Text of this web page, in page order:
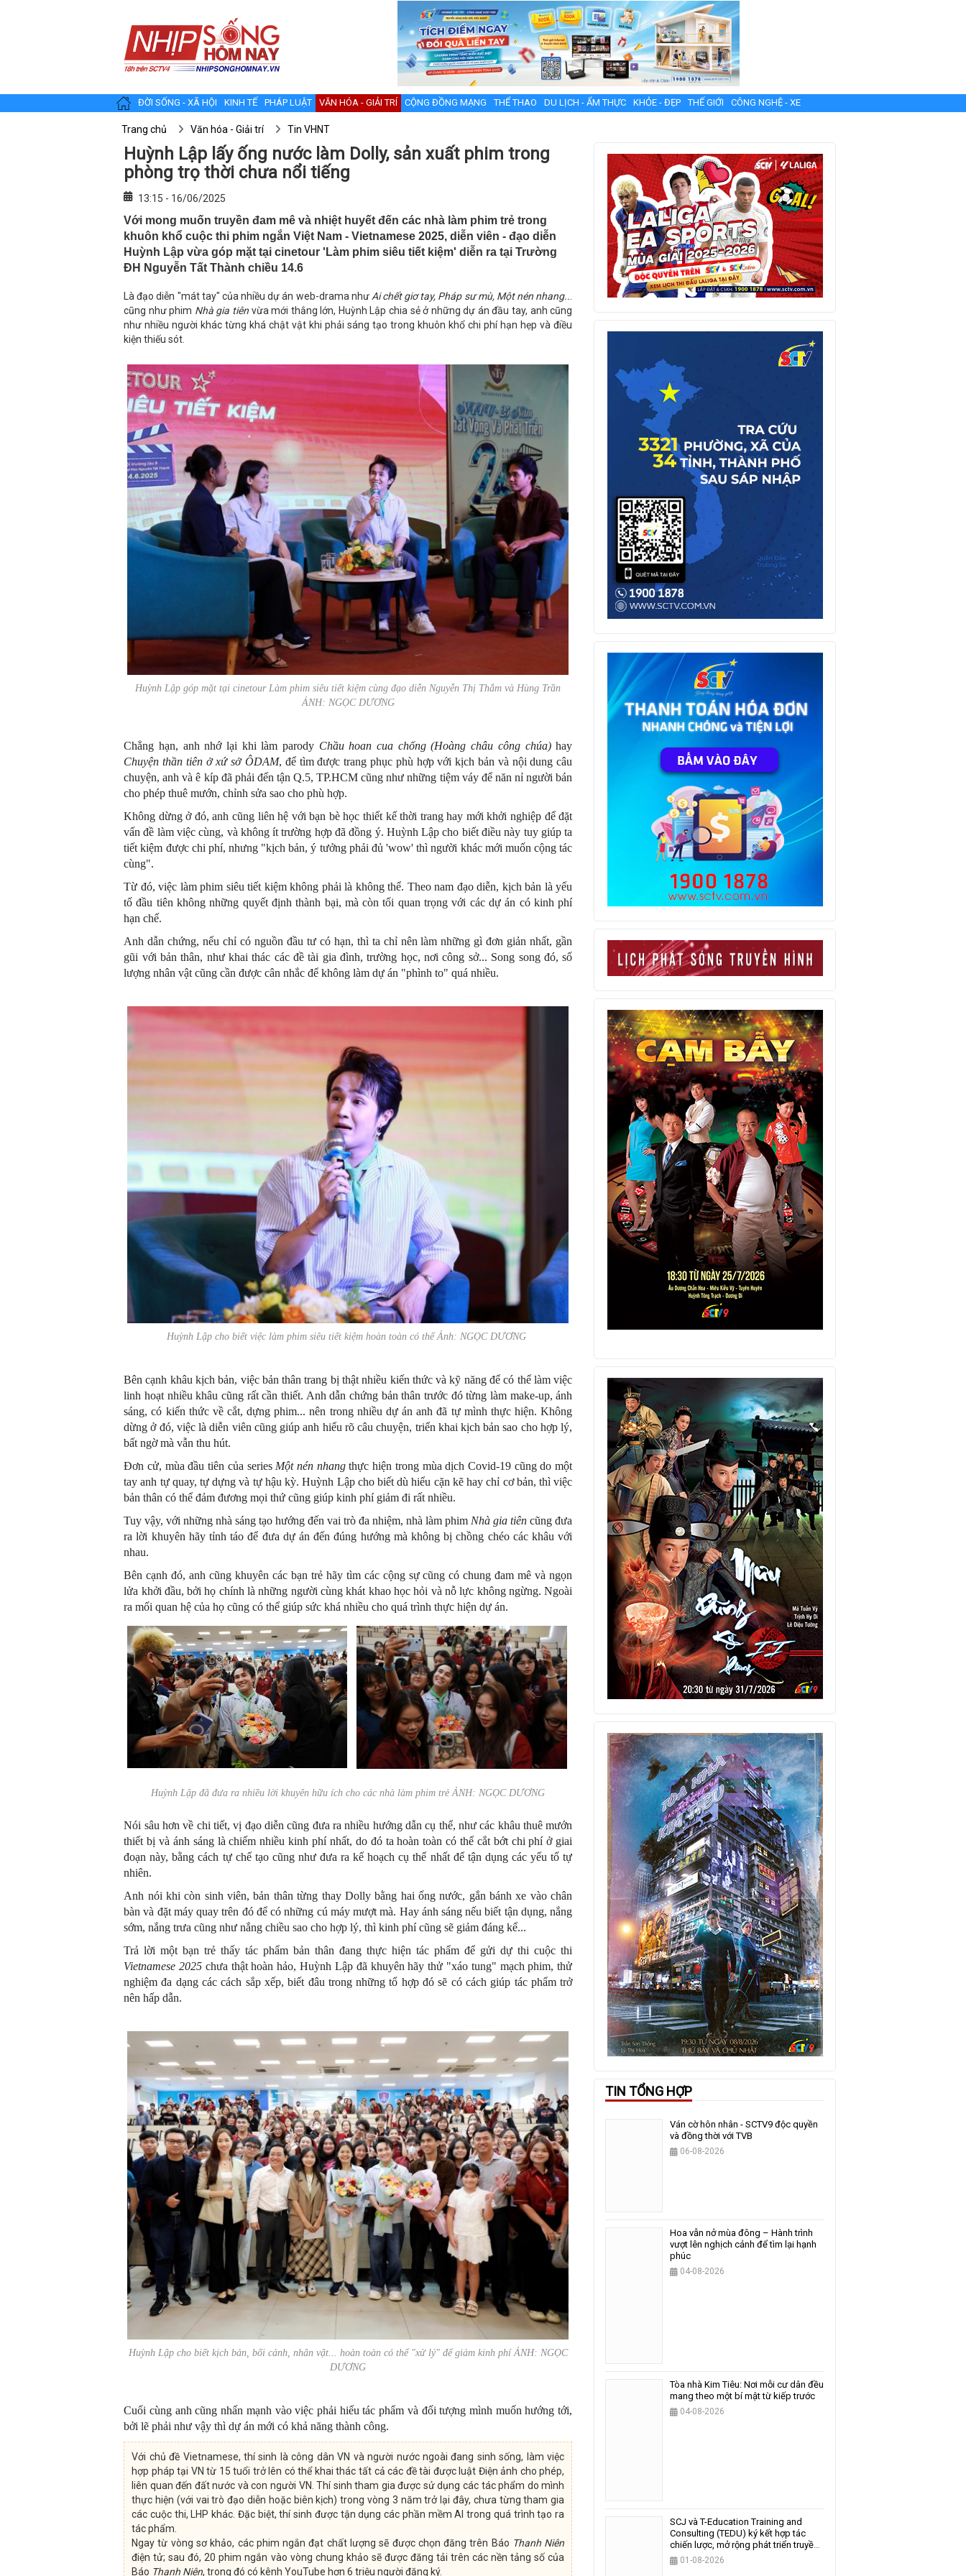
ĐỜI SỐNG - XÃ HỘI KINH TẾ PHÁP LUẬT VĂN HÓA - GIẢI TRÍ CỘNG ĐỒNG MẠNG THỂ THAO DU LỊCH - ẨM THỰC KHỎE - ĐẸP THẾ GIỚI CÔNG NGHỆ - XE
Trang chủ Văn hóa - Giải trí Tin VHNT
Huỳnh Lập lấy ống nước làm Dolly, sản xuất phim trong
phòng trọ thời chưa nổi tiếng
13:15 - 16/06/2025
Với mong muốn truyền đam mê và nhiệt huyết đến các nhà làm phim trẻ trong
khuôn khổ cuộc thi phim ngắn Việt Nam - Vietnamese 2025, diễn viên - đạo diễn
Huỳnh Lập vừa góp mặt tại cinetour 'Làm phim siêu tiết kiệm' diễn ra tại Trường
ĐH Nguyễn Tất Thành chiều 14.6
Là đạo diễn "mát tay" của nhiều dự án web-drama như Ai chết giơ tay, Pháp sư mù, Một nén nhang..
cũng như phim Nhà gia tiên vừa mới thắng lớn, Huỳnh Lập chia sẻ ở những dự án đầu tay, anh cũng
như nhiều người khác từng khá chật vật khi phải sáng tạo trong khuôn khổ chi phí hạn hẹp và điều
kiện thiếu sót.
Huỳnh Lập góp mặt tại cinetour Làm phim siêu tiết kiệm cùng đạo diễn Nguyễn Thị Thắm và Hùng Trần
ẢNH: NGỌC DƯƠNG
Chẳng hạn, anh nhớ lại khi làm parody Chầu hoan cua chống (Hoàng châu công chúa)hay
Chuyện thần tiên ở xứ sở ÔDAM, để tìm được trang phục phù hợp với kịch bản và nội dung câu
chuyện, anh và ê kíp đã phải đến tận Q.5, TP.HCM cũng như những tiệm váy để năn nỉ người bán
cho phép thuê mướn, chỉnh sửa sao cho phù hợp.
Không dừng ở đó, anh cũng liên hệ với bạn bè học thiết kế thời trang hay mới khởi nghiệp để đặt
vấn đề làm việc cùng, và không ít trường hợp đã đồng ý. Huỳnh Lập cho biết điều này tuy giúp ta
tiết kiệm được chi phí, nhưng "kịch bản, ý tưởng phải đủ 'wow' thì người khác mới muốn cộng tác
cùng".
Từ đó, việc làm phim siêu tiết kiệm không phải là không thể. Theo nam đạo diễn, kịch bản là yếu
tố đầu tiên không những quyết định thành bại, mà còn tối quan trọng với các dự án có kinh phí
hạn chế.
Anh dẫn chứng, nếu chỉ có nguồn đầu tư có hạn, thì ta chỉ nên làm những gì đơn giản nhất, gần
gũi với bản thân, như khai thác các đề tài gia đình, trường học, nơi công sở... Song song đó, số
lượng nhân vật cũng cần được cân nhắc để không làm dự án "phình to" quá nhiều.
Huỳnh Lập cho biết việc làm phim siêu tiết kiệm hoàn toàn có thể Ảnh: NGỌC DƯƠNG
Bên cạnh khâu kịch bản, việc bản thân trang bị thật nhiều kiến thức và kỹ năng để có thể làm việc
linh hoạt nhiều khâu cũng rất cần thiết. Anh dẫn chứng bản thân trước đó từng làm make-up, ánh
sáng, có kiến thức về cắt, dựng phim... nên trong nhiều dự án anh đã tự mình thực hiện. Không
dừng ở đó, việc là diễn viên cũng giúp anh hiểu rõ câu chuyện, triển khai kịch bản sao cho hợp lý,
bất ngờ mà vẫn thu hút.
Đơn cử, mùa đầu tiên của series Một nén nhangthực hiện trong mùa dịch Covid-19 cũng do một
tay anh tự quay, tự dựng và tự hậu kỳ. Huỳnh Lập cho biết dù hiểu cặn kẽ hay chỉ cơ bản, thì việc
bản thân có thể đảm đương mọi thứ cũng giúp kinh phí giảm đi rất nhiều.
Tuy vậy, với những nhà sáng tạo hướng đến vai trò đa nhiệm, nhà làm phim Nhà gia tiêncũng đưa
ra lời khuyên hãy tỉnh táo để đưa dự án đến đúng hướng mà không bị chồng chéo các khâu với
nhau.
Bên cạnh đó, anh cũng khuyên các bạn trẻ hãy tìm các cộng sự cũng có chung đam mê và ngọn
lửa khởi đầu, bởi họ chính là những người cùng khát khao học hỏi và nỗ lực không ngừng. Ngoài
ra mối quan hệ của họ cũng có thể giúp sức khá nhiều cho quá trình thực hiện dự án.
Huỳnh Lập đã đưa ra nhiều lời khuyên hữu ích cho các nhà làm phim trẻ ẢNH: NGỌC DƯƠNG
Nói sâu hơn về chi tiết, vị đạo diễn cũng đưa ra nhiều hướng dẫn cụ thể, như các khâu thuê mướn
thiết bị và ánh sáng là chiếm nhiều kinh phí nhất, do đó ta hoàn toàn có thể cắt bớt chi phí ở giai
đoạn này, bằng cách tự chế tạo cũng như đưa ra kế hoạch cụ thể nhất để tận dụng các yếu tố tự
nhiên.
Anh nói khi còn sinh viên, bản thân từng thay Dolly bằng hai ống nước, gắn bánh xe vào chân
bàn và đặt máy quay trên đó để có những cú máy mượt mà. Hay ánh sáng nếu biết tận dụng, nắng
sớm, nắng trưa cũng như nắng chiều sao cho hợp lý, thì kinh phí cũng sẽ giảm đáng kể...
Trả lời một bạn trẻ thấy tác phẩm bản thân đang thực hiện tác phẩm để gửi dự thi cuộc thi
Vietnamese 2025 chưa thật hoàn hảo, Huỳnh Lập đã khuyên hãy thử "xáo tung" mạch phim, thử
nghiệm đa dạng các cách sắp xếp, biết đâu trong những tổ hợp đó sẽ có cách giúp tác phẩm trở
nên hấp dẫn.
Huỳnh Lập cho biết kịch bản, bối cảnh, nhân vật... hoàn toàn có thể "xử lý" để giảm kinh phí ẢNH: NGỌC
DƯƠNG
Cuối cùng anh cũng nhấn mạnh vào việc phải hiểu tác phẩm và đối tượng mình muốn hướng tới,
bởi lẽ phải như vậy thì dự án mới có khả năng thành công.
Với chủ đề Vietnamese, thí sinh là công dân VN và người nước ngoài đang sinh sống, làm việc
hợp pháp tại VN từ 15 tuổi trở lên có thể khai thác tất cả các đề tài được luật Điện ảnh cho phép,
liên quan đến đất nước và con người VN. Thí sinh tham gia được sử dụng các tác phẩm do mình
thực hiện (với vai trò đạo diễn hoặc biên kịch) trong vòng 3 năm trở lại đây, chưa từng tham gia
các cuộc thi, LHP khác. Đặc biệt, thí sinh được tận dụng các phần mềm AI trong quá trình tạo ra
tác phẩm.
Ngay từ vòng sơ khảo, các phim ngắn đạt chất lượng sẽ được chọn đăng trên Báo Thanh Niên
điện tử; sau đó, 20 phim ngắn vào vòng chung khảo sẽ được đăng tải trên các nền tảng số của
Báo Thanh Niên, trong đó có kênh YouTube hơn 6 triệu người đăng ký.
TIN TỔNG HỢP
Ván cờ hôn nhân - SCTV9 độc quyền
và đồng thời với TVB
06-08-2026
Hoa vẫn nở mùa đông – Hành trình
vượt lên nghịch cảnh để tìm lại hạnh
phúc
04-08-2026
Tòa nhà Kim Tiêu: Nơi mỗi cư dân đều
mang theo một bí mật từ kiếp trước
04-08-2026
SCJ và T-Education Training and
Consulting (TEDU) ký kết hợp tác
chiến lược, mở rộng phát triển truyền
thông và giáo dục
01-08-2026